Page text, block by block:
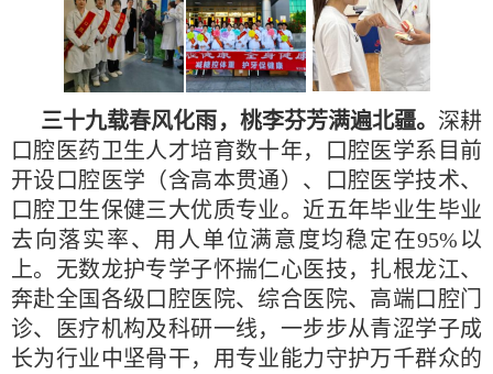
三十九载春风化雨，桃李芬芳满遍北疆。 深耕
口腔医药卫生人才培育数十年，口腔医学系目前
开设口腔医学（含高本贯通）、口腔医学技术、
口腔卫生保健三大优质专业。近五年毕业生毕业
去向落实率、用人单位满意度均稳定在95%以
上。无数龙护专学子怀揣仁心医技，扎根龙江、
奔赴全国各级口腔医院、综合医院、高端口腔门
诊、医疗机构及科研一线，一步步从青涩学子成
长为行业中坚骨干，用专业能力守护万千群众的